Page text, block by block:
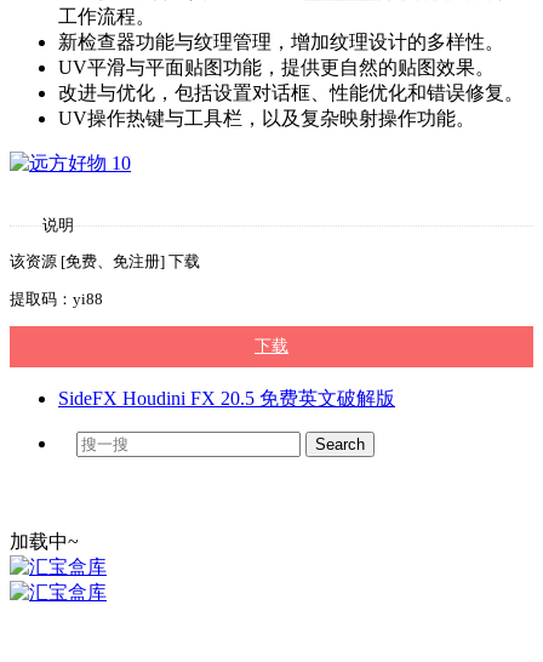
工作流程。
新检查器功能与纹理管理，增加纹理设计的多样性。
UV平滑与平面贴图功能，提供更自然的贴图效果。
改进与优化，包括设置对话框、性能优化和错误修复。
UV操作热键与工具栏，以及复杂映射操作功能。
说明
该资源 [免费、免注册] 下载
提取码：yi88
下载
SideFX Houdini FX 20.5 免费英文破解版
加载中~